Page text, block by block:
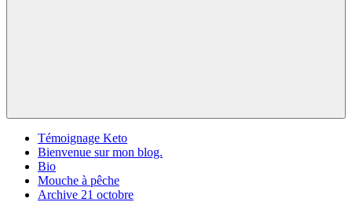
Témoignage Keto
Bienvenue sur mon blog.
Bio
Mouche à pêche
Archive 21 octobre